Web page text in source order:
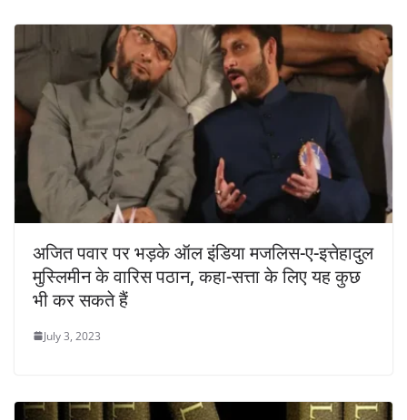
अजित पवार पर भड़के ऑल इंडिया मजलिस-ए-इत्तेहादुल
मुस्लिमीन के वारिस पठान, कहा-सत्ता के लिए यह कुछ
भी कर सकते हैं
July 3, 2023